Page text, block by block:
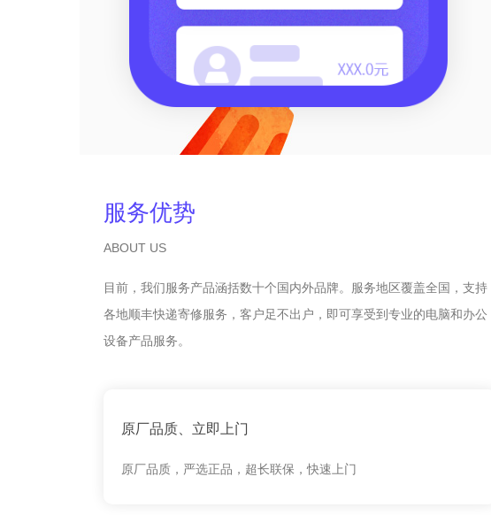
服务优势
ABOUT US
目前，我们服务产品涵括数十个国内外品牌。服务地区覆盖全国，支持
各地顺丰快递寄修服务，客户足不出户，即可享受到专业的电脑和办公
设备产品服务。
原厂品质、立即上门
原厂品质，严选正品，超长联保，快速上门